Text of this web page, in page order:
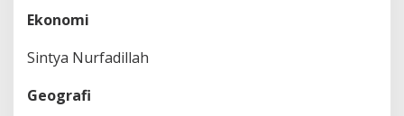
Ekonomi
Sintya Nurfadillah
Geografi